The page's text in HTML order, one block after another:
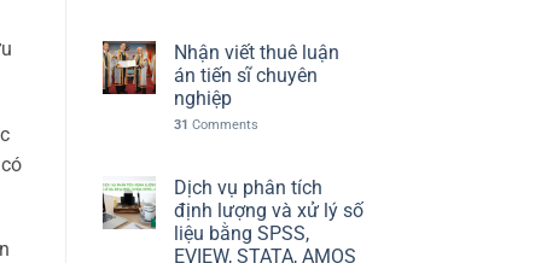
Nhận viết thuê luận
án tiến sĩ chuyên
nghiệp
31 Comments
Dịch vụ phân tích
định lượng và xử lý số
liệu bằng SPSS,
EVIEW, STATA, AMOS